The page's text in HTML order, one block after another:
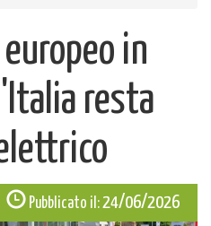
in
resta
Pubblicato il:24/06/2026